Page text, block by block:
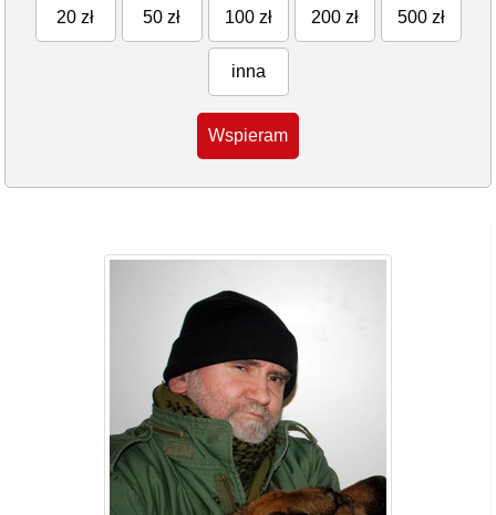
20 zł 50 zł 100 zł 200 zł 500 zł
inna
Wspieram